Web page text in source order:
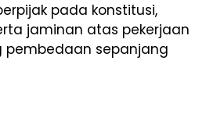
pada konstitusi,
jaminan atas pekerjaan
pembedaan sepanjang